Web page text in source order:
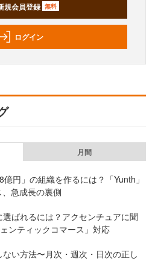
規会員登録 無料
ログイン
月間
円」の組織を作るには？「Yunth」
急成長の裏側
ばれるには？アクセンチュアに聞
ンティックコマース」対応
い方法〜月次・週次・日次の正し